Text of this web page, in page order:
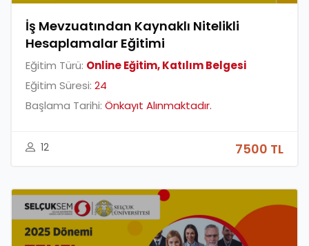
İş Mevzuatından Kaynaklı Nitelikli
Hesaplamalar Eğitimi
Eğitim Türü: Online Eğitim, Katılım Belgesi
Eğitim Süresi: 24
Başlama Tarihi: Önkayıt Alınmaktadır.
12 7500 TL